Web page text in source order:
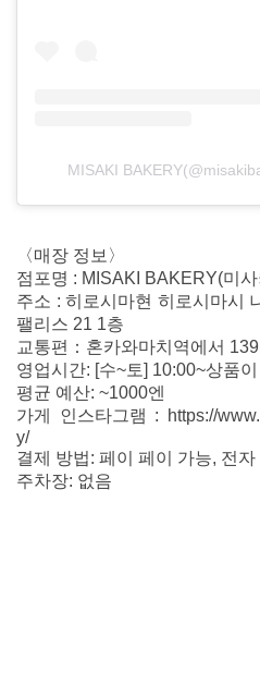
MISAKI
〈매장 정보〉
점포명 : MISAKI BAKERY(미
주소 : 히로시마현 히로시마시
팰리스 21 1층
교통편：혼카와마치역에서
영업시간: [수~토] 10:00~상품이
평균 예산: ~1000엔
가게 인스타그램 : https://
y/
결제 방법: 페이 페이 가능, 전자
주차장: 없음